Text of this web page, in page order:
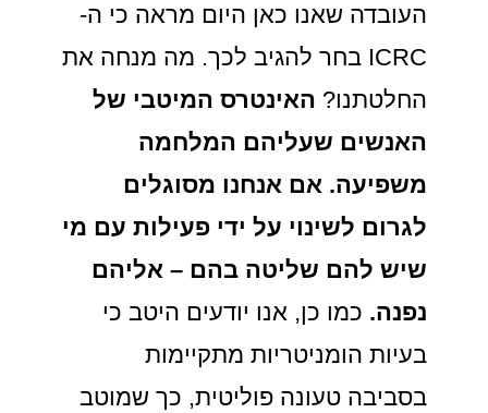
העובדה שאנו כאן היום מראה כי ה-
ICRC בחר להגיב לכך. מה מנחה את
החלטתנו? האינטרס המיטבי של
האנשים שעליהם המלחמה
משפיעה. אם אנחנו מסוגלים
לגרום לשינוי על ידי פעילות עם מי
שיש להם שליטה בהם – אליהם
נפנה. כמו כן, אנו יודעים היטב כי
בעיות הומניטריות מתקיימות
בסביבה טעונה פוליטית, כך שמוטב